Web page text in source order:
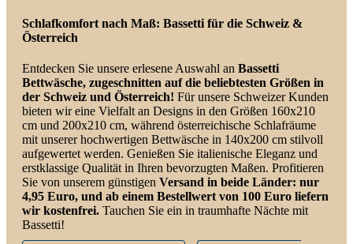
Schlafkomfort nach Maß: Bassetti für die Schweiz &
Österreich
Entdecken Sie unsere erlesene Auswahl an Bassetti
Bettwäsche, zugeschnitten auf die beliebtesten Größen in
der Schweiz und Österreich! Für unsere Schweizer Kunden
bieten wir eine Vielfalt an Designs in den Größen 160x210
cm und 200x210 cm, während österreichische Schlafräume
mit unserer hochwertigen Bettwäsche in 140x200 cm stilvoll
aufgewertet werden. Genießen Sie italienische Eleganz und
erstklassige Qualität in Ihren bevorzugten Maßen. Profitieren
Sie von unserem günstigen Versand in beide Länder: nur
4,95 Euro, und ab einem Bestellwert von 100 Euro liefern
wir kostenfrei. Tauchen Sie ein in traumhafte Nächte mit
Bassetti!